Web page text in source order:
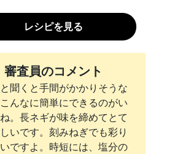
レシピを見る
審査員のコメント
聞くと手間がかかりそうな
んなに簡単にできるのがい
。長ネギが味を締めてとて
いです。刻みねぎでも彩り
ですよ。時短には、塩分の